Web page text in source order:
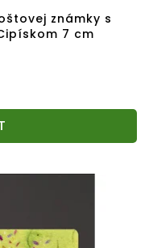
známky s
7 cm